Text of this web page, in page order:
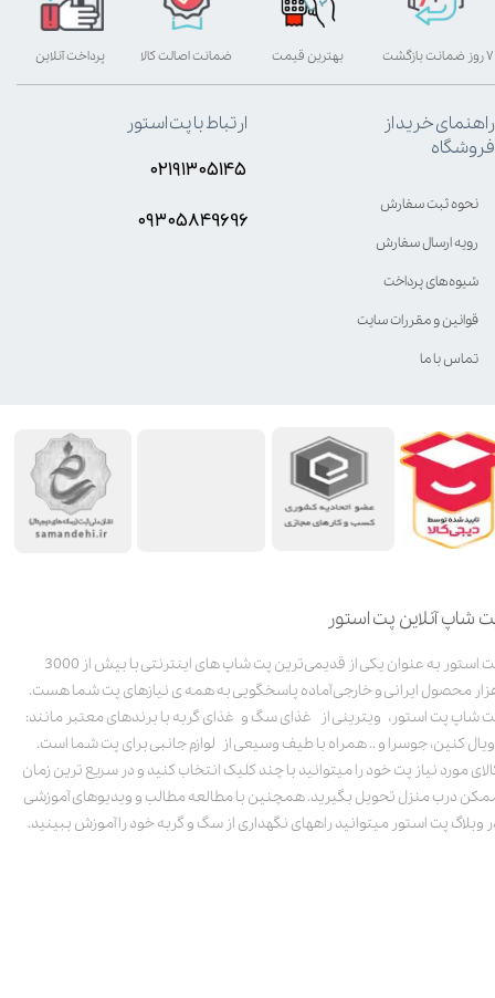
شاپ آنلاین پت استور
پت استور به عنوان یکی از قدیمی‌ترین پت شاپ های اینترنتی با بیش از 3000
محصول ایرانی و خارجی آماده پاسخگویی به همه ی نیازهای پت شما هست.
شاپ پت استور، ویترینی از غذای سگ و غذای گربه با برندهای معتبر مانند:
کنین، جوسرا و .. همراه با طیف وسیعی از لوازم جانبی برای پت شما است.
مورد نیاز پت خود را میتوانید با چند کلیک انتخاب کنید و در سریع ترین زمان
درب منزل تحویل بگیرید. همچنین با مطالعه مطالب و ویدیوهای آموزشی
وبلاگ پت استور میتوانید راههای نگهداری از سگ و گربه خود را آموزش ببینید.
بهترین قیمت پرداخت آنلاین ۷ روز ضمانت بازگشت ضمانت اصالت کالا
راهنمای خرید از
فروشگاه
نحوه ثبت سفارش
رویه ارسال سفارش
شیوه‌های پرداخت
قوانین و مقررات سایت
تماس با ما
ارتباط با پت استور
۰۲۱۹۱۳۰۵۱۴۵
۰۹۳۰۵8۴9696